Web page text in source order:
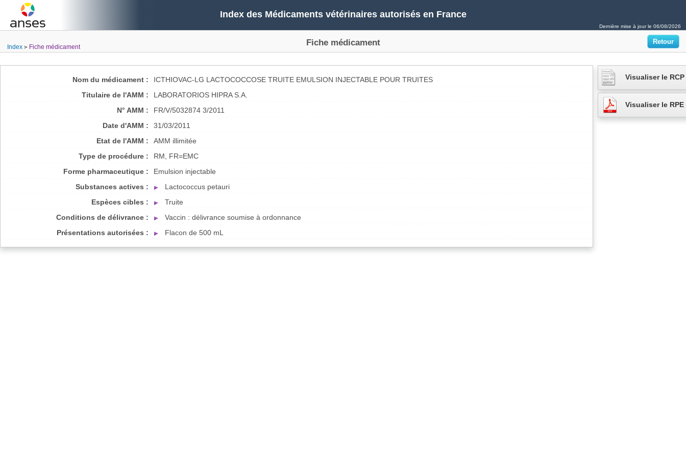
Index des Médicaments vétérinaires autorisés en France
Dernière mise à jour le 06/08/2026
Index Fiche médicament Fiche médicament
Nom du médicament :
ICTHIOVAC-LG LACTOCOCCOSE TRUITE EMULSION INJECTABLE POUR TRUITES
Titulaire de l'AMM :
LABORATORIOS HIPRA S.A.
N° AMM :
FR/V/5032874 3/2011
Date d'AMM :
31/03/2011
Etat de l'AMM :
AMM illimitée
Type de procédure :
RM, FR=EMC
Forme pharmaceutique :
Emulsion injectable
Substances actives :
Lactococcus petauri
Espèces cibles :
Truite
Conditions de délivrance :
Vaccin : délivrance soumise à ordonnance
Présentations autorisées :
Flacon de 500 mL
Visualiser le RCP
Visualiser le RPE